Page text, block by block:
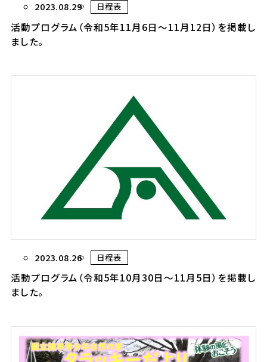
2023.08.29 日程表
活動プログラム（令和5年11月6日～11月12日）を掲載し
ました。
2023.08.26 日程表
活動プログラム（令和5年10月30日～11月5日）を掲載し
ました。